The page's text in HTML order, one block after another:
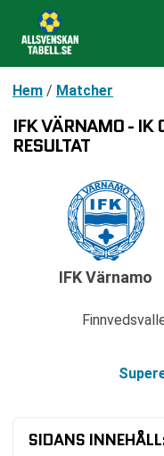
Hem / Matcher
IFK VÄRNAMO - IK
RESULTAT
IFK Värnamo
SIDANS